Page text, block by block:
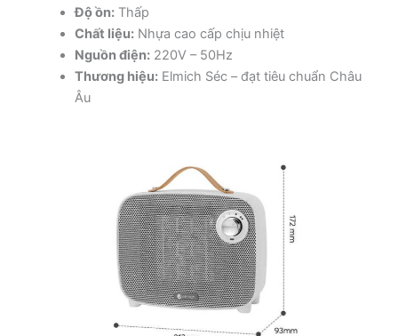
Độ ồn:Thấp
Chất liệu:Nhựa cao cấp chịu nhiệt
Nguồn điện:220V – 50Hz
Thương hiệu:Elmich Séc – đạt tiêu chuẩn Châu
Âu